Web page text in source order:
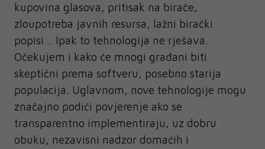
kupovina glasova, pritisak na birače,
zloupotreba javnih resursa, lažni birački
popisi… Ipak to tehnologija ne rješava.
Očekujem i kako će mnogi građani biti
skeptični prema softveru, posebno starija
populacija. Uglavnom, nove tehnologije mogu
značajno podići povjerenje ako se
transparentno implementiraju, uz dobru
obuku, nezavisni nadzor domaćih i